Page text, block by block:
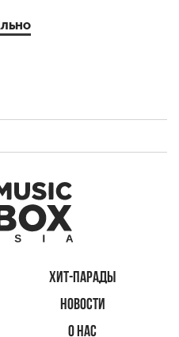
ХИТ-ПАРАДЫ
НОВОСТИ
О НАС